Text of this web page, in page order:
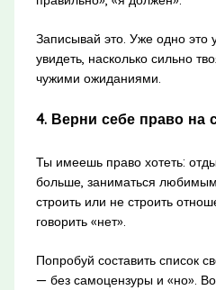
Записывай это. Уже одно это
увидеть, насколько сильно
чужими ожиданиями.
4. Верни себе право на
Ты имеешь право хотеть:
больше, заниматься
строить или не строить
говорить «нет».
Попробуй составить список
— без самоцензуры и «но».